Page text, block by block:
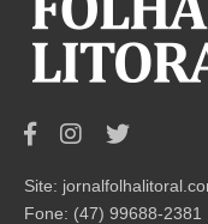
Site:
Fone: (47) 99688-2381